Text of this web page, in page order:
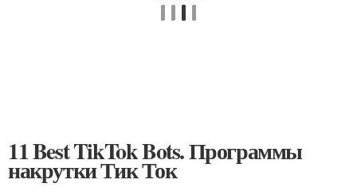
11 Best TikTok Bots. Программы
накрутки Тик Ток